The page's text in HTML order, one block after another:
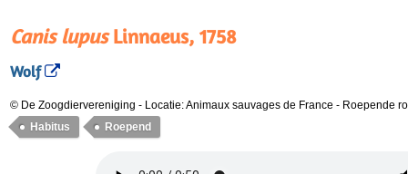
Canis lupusLinnaeus, 1758
Wolf
© De Zoogdiervereniging - Locatie: Animaux sauvages de France - Roepende
Habitus
Roepend